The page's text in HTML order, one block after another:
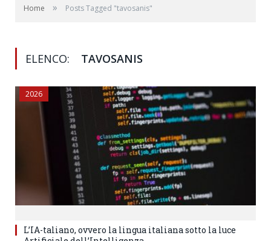
Home » Posts Tagged "tavosanis"
ELENCO: TAVOSANIS
2026
L’IA-taliano, ovvero la lingua italiana sotto la luce